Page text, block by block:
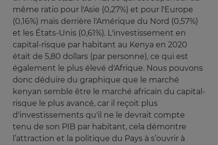
même ratio pour l'Asie (0,27%) et pour l'Europe
(0,16%) mais derrière l'Amérique du Nord (0,57%)
et les États-Unis (0,61%). L'investissement en
capital-risque par habitant au Kenya en 2020
était de 5,80 dollars (par personne), ce qui est
également le plus élevé d'Afrique. Nous pouvons
donc déduire du graphique que le marché
kenyan semble être le marché africain du capital-
risque le plus avancé, car il reçoit plus
d'investissements qu'il ne le devrait compte
tenu de son PIB par habitant, cela démontre
l’attraction et la politique du Pays à s’ouvrir à